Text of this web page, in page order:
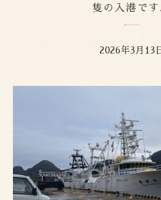
隻の入港です
2026年3月13日